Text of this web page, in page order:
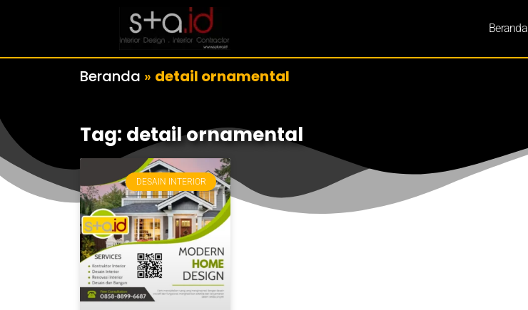
Beranda
Beranda » detail ornamental
Tag: detail ornamental
DESAIN INTERIOR